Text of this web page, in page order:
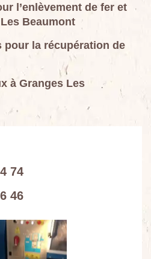
l’enlèvement de fer et
Beaumont
pour la récupération de
à Granges Les
74
46